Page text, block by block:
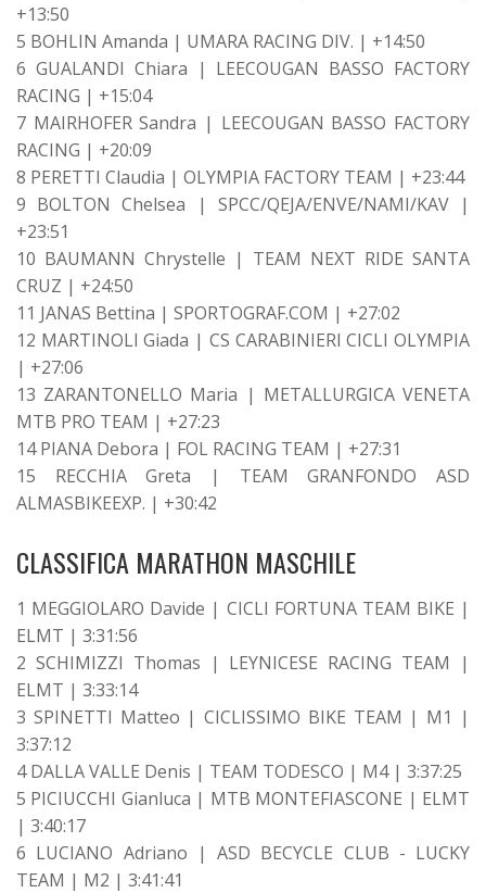
+13:50
5 BOHLIN Amanda | UMARA RACING DIV. | +14:50
6 GUALANDI Chiara | LEECOUGAN BASSO FACTORY
RACING | +15:04
7 MAIRHOFER Sandra | LEECOUGAN BASSO FACTORY
RACING | +20:09
8 PERETTI Claudia | OLYMPIA FACTORY TEAM | +23:44
9 BOLTON Chelsea | SPCC/QEJA/ENVE/NAMI/KAV |
+23:51
10 BAUMANN Chrystelle | TEAM NEXT RIDE SANTA
CRUZ | +24:50
11 JANAS Bettina | SPORTOGRAF.COM | +27:02
12 MARTINOLI Giada | CS CARABINIERI CICLI OLYMPIA
| +27:06
13 ZARANTONELLO Maria | METALLURGICA VENETA
MTB PRO TEAM | +27:23
14 PIANA Debora | FOL RACING TEAM | +27:31
15 RECCHIA Greta | TEAM GRANFONDO ASD
ALMASBIKEEXP. | +30:42
CLASSIFICA MARATHON MASCHILE
1 MEGGIOLARO Davide | CICLI FORTUNA TEAM BIKE |
ELMT | 3:31:56
2 SCHIMIZZI Thomas | LEYNICESE RACING TEAM |
ELMT | 3:33:14
3 SPINETTI Matteo | CICLISSIMO BIKE TEAM | M1 |
3:37:12
4 DALLA VALLE Denis | TEAM TODESCO | M4 | 3:37:25
5 PICIUCCHI Gianluca | MTB MONTEFIASCONE | ELMT
| 3:40:17
6 LUCIANO Adriano | ASD BECYCLE CLUB - LUCKY
TEAM | M2 | 3:41:41